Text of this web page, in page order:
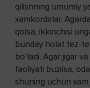
qilishning umumiy
xamkordirlar.
qolsa, ikkinchisi
bunday holat tez-
bo‘ladi. Agar jigar
faoliyati buzilsa,
shuning uchun